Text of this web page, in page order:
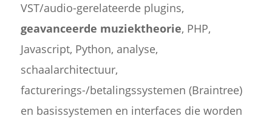
VST/audio-gerelateerde plugins,
geavanceerde muziektheorie, PHP,
Javascript, Python, analyse,
schaalarchitectuur,
facturerings-/betalingssystemen (Braintree)
en basissystemen en interfaces die worden